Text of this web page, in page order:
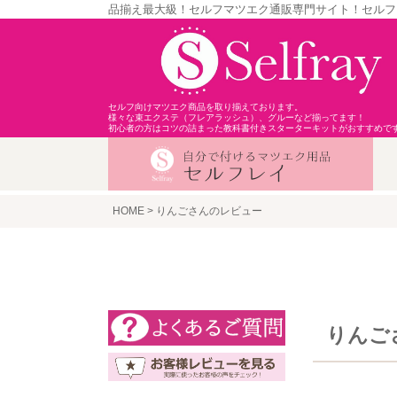
品揃え最大級！セルフマツエク通販専門サイト！セル
セルフ向けマツエク商品を取り揃えております。
様々な束エクステ（フレアラッシュ）、グルーなど揃ってます！
初心者の方はコツの詰まった教科書付きスターターキットがおすすめで
HOME りんごさんのレビュー
りん